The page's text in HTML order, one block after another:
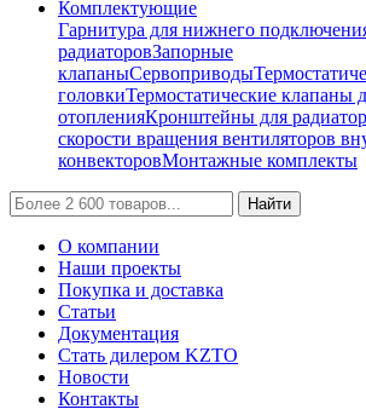
Комплектующие
Гарнитура для нижнего
радиаторовЗапорные
клапаныСервоприводы
головкиТермостатические клапаны
отопленияКронштейны для
скорости вращения вентиляторов
конвекторовМонтажные комплекты
Найти
О компании
Наши проекты
Покупка и доставка
Статьи
Документация
Стать дилером KZTO
Новости
Контакты